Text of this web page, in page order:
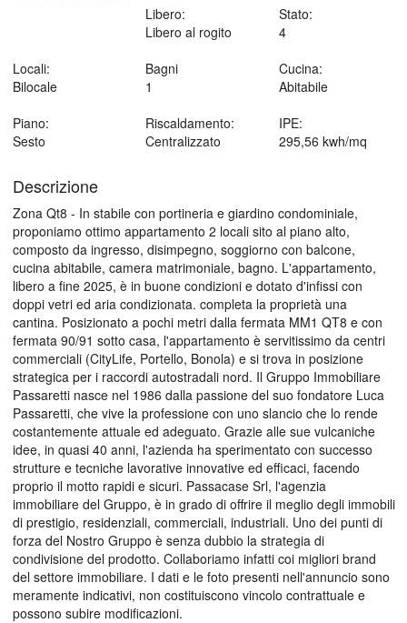
Libero:
Libero al rogito
Stato:
4
Locali:
Bilocale
Bagni
1
Cucina:
Abitabile
Piano:
Sesto
Riscaldamento:
Centralizzato
IPE:
295,56 kwh/mq
Descrizione
Zona Qt8 - In stabile con portineria e giardino condominiale,
proponiamo ottimo appartamento 2 locali sito al piano alto,
composto da ingresso, disimpegno, soggiorno con balcone,
cucina abitabile, camera matrimoniale, bagno. L'appartamento,
libero a fine 2025, è in buone condizioni e dotato d'infissi con
doppi vetri ed aria condizionata. completa la proprietà una
cantina. Posizionato a pochi metri dalla fermata MM1 QT8 e con
fermata 90/91 sotto casa, l'appartamento è servitissimo da centri
commerciali (CityLife, Portello, Bonola) e si trova in posizione
strategica per i raccordi autostradali nord. Il Gruppo Immobiliare
Passaretti nasce nel 1986 dalla passione del suo fondatore Luca
Passaretti, che vive la professione con uno slancio che lo rende
costantemente attuale ed adeguato. Grazie alle sue vulcaniche
idee, in quasi 40 anni, l'azienda ha sperimentato con successo
strutture e tecniche lavorative innovative ed efficaci, facendo
proprio il motto rapidi e sicuri. Passacase Srl, l'agenzia
immobiliare del Gruppo, è in grado di offrire il meglio degli immobili
di prestigio, residenziali, commerciali, industriali. Uno dei punti di
forza del Nostro Gruppo è senza dubbio la strategia di
condivisione del prodotto. Collaboriamo infatti coi migliori brand
del settore immobiliare. I dati e le foto presenti nell'annuncio sono
meramente indicativi, non costituiscono vincolo contrattuale e
possono subire modificazioni.